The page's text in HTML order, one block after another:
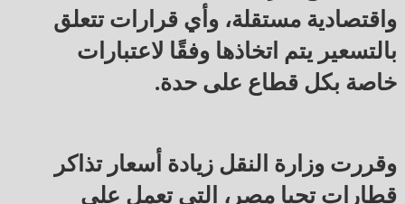
واقتصادية مستقلة، وأي قرارات تتعلق
بالتسعير يتم اتخاذها وفقًا لاعتبارات
خاصة بكل قطاع على حدة.
وقررت وزارة النقل زيادة أسعار تذاكر
قطارات تحيا مصر، التي تعمل على